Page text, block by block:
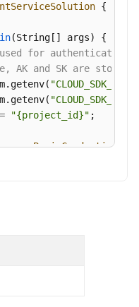
{
(String[] args)
{
used for
and SK are stored
"CLOUD_SDK_AK"
"CLOUD_SDK_SK"
= "{project_id}" ;
= new BasicCredentials